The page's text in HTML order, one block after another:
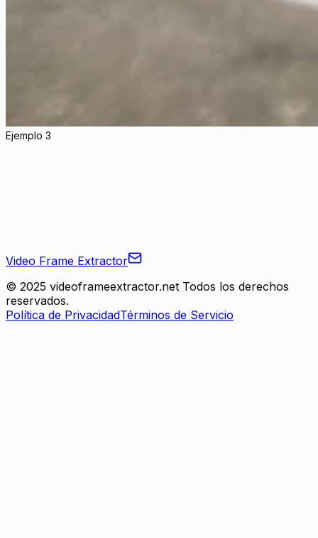
Ejemplo 3
Video Frame Extractor
© 2025 videoframeextractor.net Todos los derechos
reservados.
Política de PrivacidadTérminos de Servicio